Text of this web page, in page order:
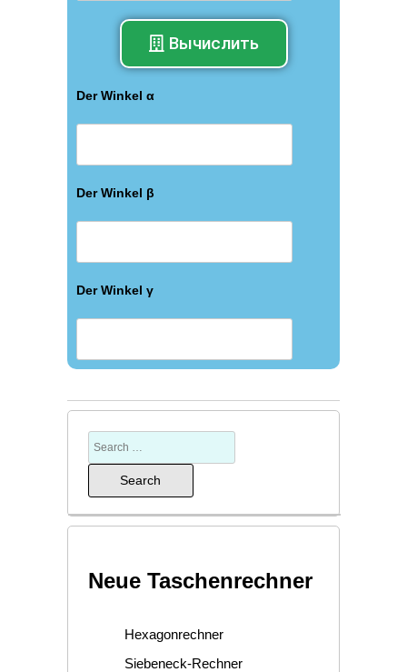
Вычислить
Der Winkel α
Der Winkel β
Der Winkel γ
Neue Taschenrechner
Hexagonrechner
Siebeneck-Rechner